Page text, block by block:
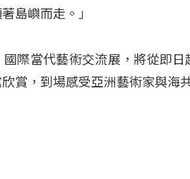
島嶼而走。」
國際當代藝術交流展，將從即
賞，到場感受亞洲藝術家與海